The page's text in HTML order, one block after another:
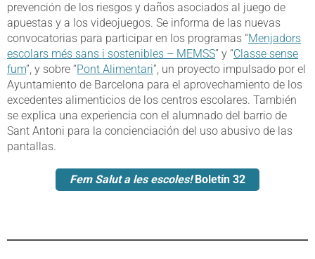
prevención de los riesgos y daños asociados al juego de
apuestas y a los videojuegos. Se informa de las nuevas
convocatorias para participar en los programas “Menjadors
escolars més sans i sostenibles – MEMSS” y “Classe sense
fum”, y sobre “Pont Alimentari”, un proyecto impulsado por el
Ayuntamiento de Barcelona para el aprovechamiento de los
excedentes alimenticios de los centros escolares. También
se explica una experiencia con el alumnado del barrio de
Sant Antoni para la concienciación del uso abusivo de las
pantallas.
Fem Salut a les escoles!Boletín 32